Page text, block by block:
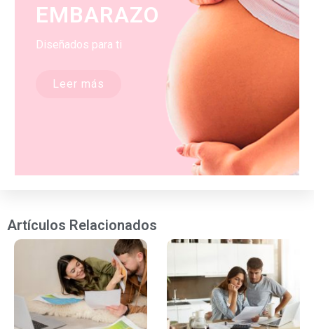
EMBARAZO
Diseñados para ti
Leer más
Artículos Relacionados